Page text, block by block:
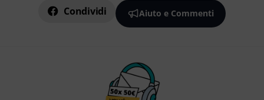
Condividi Aiuto e Commenti